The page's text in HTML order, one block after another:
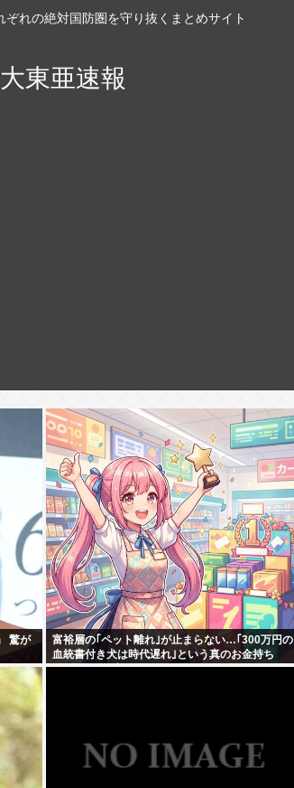
ぞれの絶対国防圏を守り抜くまとめサイト
大東亜速報
驚が
富裕層の｢ペット離れ｣が止まらない…｢300万円の
血統書付き犬は時代遅れ｣という真のお金持ち
が"向かった先"